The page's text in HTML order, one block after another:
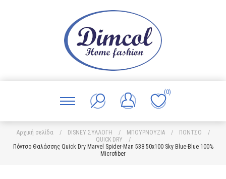
(0)
Αρχική σελίδα / DISNEY ΣΥΛΛΟΓΗ / ΜΠΟΥΡΝΟΥΖΙΑ / ΠΟΝΤΣΟ
/
QUICK DRY
/
Πόντσο Θαλάσσης Quick Dry Marvel Spider-Man 538 50x100 Sky Blue-Blue 100%
Microfiber